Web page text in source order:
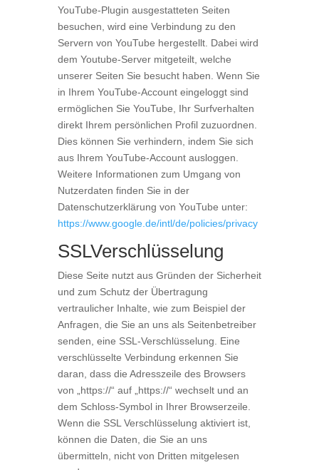
YouTube-Plugin ausgestatteten Seiten
besuchen, wird eine Verbindung zu den
Servern von YouTube hergestellt. Dabei wird
dem Youtube-Server mitgeteilt, welche
unserer Seiten Sie besucht haben. Wenn Sie
in Ihrem YouTube-Account eingeloggt sind
ermöglichen Sie YouTube, Ihr Surfverhalten
direkt Ihrem persönlichen Profil zuzuordnen.
Dies können Sie verhindern, indem Sie sich
aus Ihrem YouTube-Account ausloggen.
Weitere Informationen zum Umgang von
Nutzerdaten finden Sie in der
Datenschutzerklärung von YouTube unter:
https://www.google.de/intl/de/policies/privacy
SSLVerschlüsselung
Diese Seite nutzt aus Gründen der Sicherheit
und zum Schutz der Übertragung
vertraulicher Inhalte, wie zum Beispiel der
Anfragen, die Sie an uns als Seitenbetreiber
senden, eine SSL-Verschlüsselung. Eine
verschlüsselte Verbindung erkennen Sie
daran, dass die Adresszeile des Browsers
von „https://“ auf „https://“ wechselt und an
dem Schloss-Symbol in Ihrer Browserzeile.
Wenn die SSL Verschlüsselung aktiviert ist,
können die Daten, die Sie an uns
übermitteln, nicht von Dritten mitgelesen